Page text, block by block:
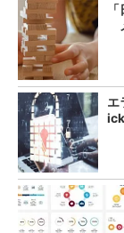
エ